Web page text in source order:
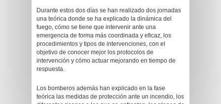
Durante estos dos días se han realizado dos jornadas
una teórica donde se ha explicado la dinámica del
fuego, cómo se tiene que intervenir ante una
emergencia de forma más coordinada y eficaz, los
procedimientos y tipos de intervenciones, con el
objetivo de conocer mejor los protocolos de
intervención y cómo actuar mejorando en tiempo de
respuesta.
Los bomberos además han explicado en la fase
teórica las medidas de protección ante un incendio, los